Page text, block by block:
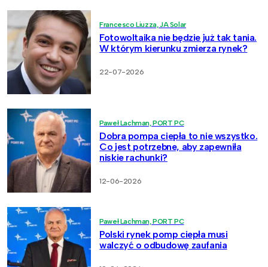
Francesco Liuzza, JA Solar
Fotowoltaika nie będzie już tak tania.
W którym kierunku zmierza rynek?
22-07-2026
Paweł Lachman, PORT PC
Dobra pompa ciepła to nie wszystko.
Co jest potrzebne, aby zapewniła
niskie rachunki?
12-06-2026
Paweł Lachman, PORT PC
Polski rynek pomp ciepła musi
walczyć o odbudowę zaufania